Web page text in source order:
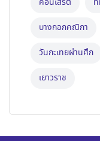
คอนเสิร์ต
บางกอกคณิกา
วันกะเทยผ่านศึก
เยาวราช